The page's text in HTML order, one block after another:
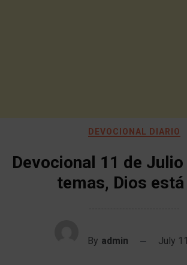
DEVOCIONAL DIARIO
Devocional 11 de
temas, Dios
By admin July